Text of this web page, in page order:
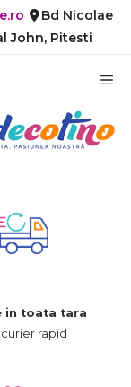
Bd Nicolae
John, Pitesti
in toata tara
curier rapid